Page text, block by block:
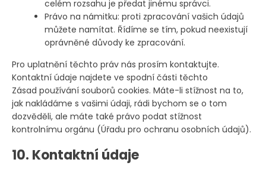
celém rozsahu je předat jinému správci.
Právo na námitku: proti zpracování vašich údajů
můžete namítat. Řídíme se tím, pokud neexistují
oprávněné důvody ke zpracování.
Pro uplatnění těchto práv nás prosím kontaktujte.
Kontaktní údaje najdete ve spodní části těchto
Zásad používání souborů cookies. Máte-li stížnost na to,
jak nakládáme s vašimi údaji, rádi bychom se o tom
dozvěděli, ale máte také právo podat stížnost
kontrolnímu orgánu (Úřadu pro ochranu osobních údajů).
10. Kontaktní údaje